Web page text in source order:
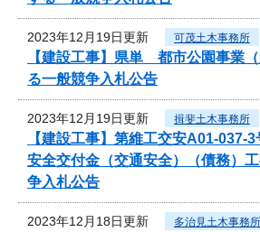
2023年12月19日更新 可茂土木事務所
【建設工事】県単 都市公園事業
る一般競争入札公告
2023年12月19日更新 揖斐土木事務所
【建設工事】第維工交安A01-
安全交付金（交通安全）（債務）
争入札公告
2023年12月18日更新 多治見土木事務所